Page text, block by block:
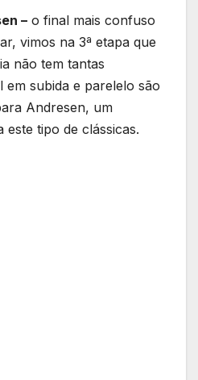
– o final mais confuso
vimos na 3ª etapa que
não tem tantas
em subida e parelelo são
Andresen, um
tipo de clássicas.